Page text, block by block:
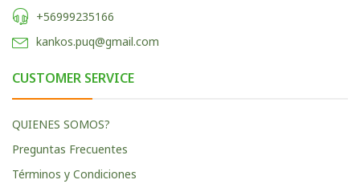
+56999235166
kankos.puq@gmail.com
CUSTOMER SERVICE
QUIENES SOMOS?
Preguntas Frecuentes
Términos y Condiciones